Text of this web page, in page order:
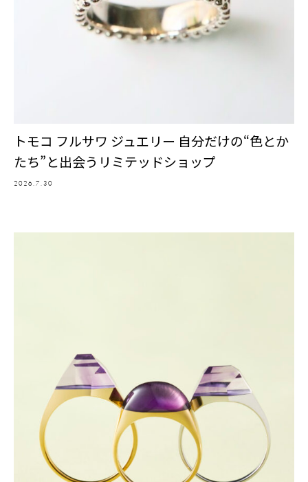
トモコ フルサワ ジュエリー 自分だけの“色とか
たち”と出会うリミテッドショップ
2026.7.30